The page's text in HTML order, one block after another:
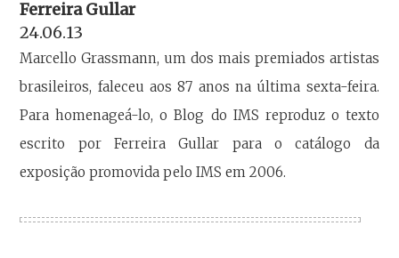
Ferreira Gullar
24.06.13
Marcello Grassmann, um dos mais premiados artistas
brasileiros, faleceu aos 87 anos na última sexta-feira.
Para homenageá-lo, o Blog do IMS reproduz o texto
escrito por Ferreira Gullar para o catálogo da
exposição promovida pelo IMS em 2006.